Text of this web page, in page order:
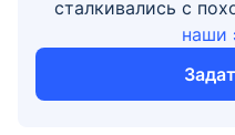
сталкивались с
наши